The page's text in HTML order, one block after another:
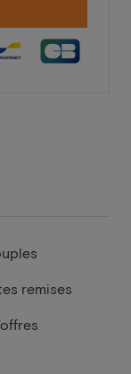
remises